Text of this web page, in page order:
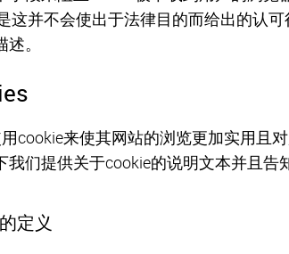
这并不会使出于法律目的而给出的认
。
cookie来使其网站的浏览更加实用且
我们提供关于cookie的说明文本并且告
定义